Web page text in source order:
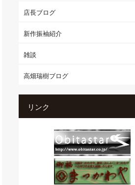
店長ブログ
新作振袖紹介
雑談
高畑瑞樹ブログ
リンク